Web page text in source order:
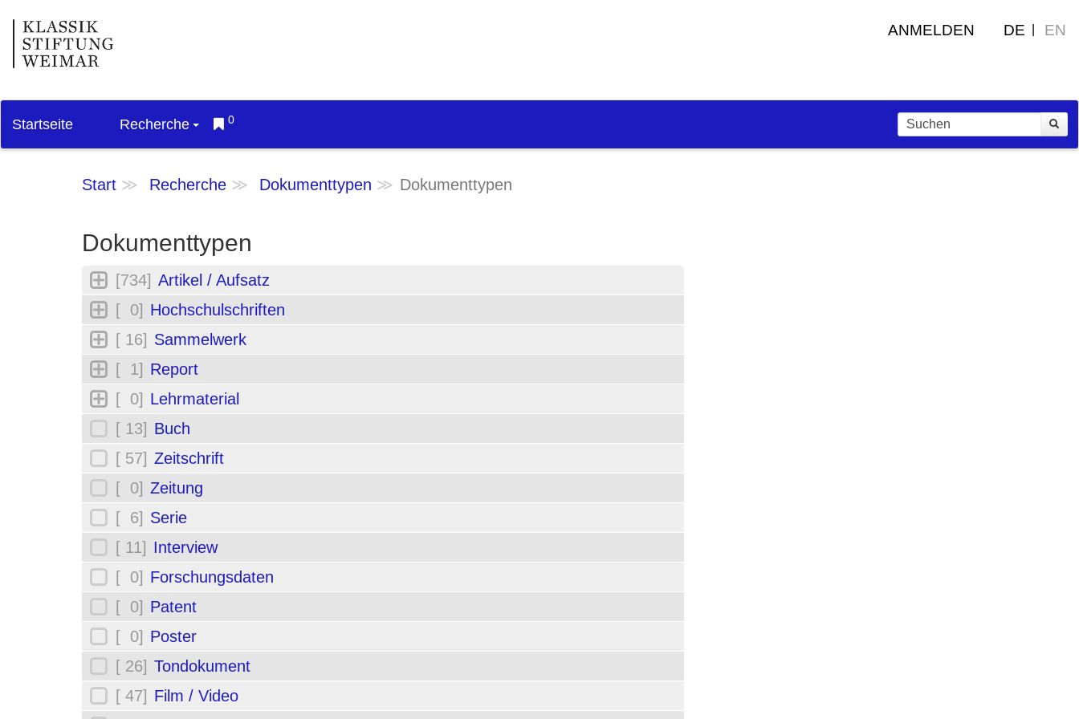
ANMELDEN DE EN
Startseite Recherche 0
Start Recherche Dokumenttypen Dokumenttypen
Dokumenttypen
[734] Artikel / Aufsatz
[ 0] Hochschulschriften
[ 16] Sammelwerk
[ 1] Report
[ 0] Lehrmaterial
[ 13] Buch
[ 57] Zeitschrift
[ 0] Zeitung
[ 6] Serie
[ 11] Interview
[ 0] Forschungsdaten
[ 0] Patent
[ 0] Poster
[ 26] Tondokument
[ 47] Film / Video